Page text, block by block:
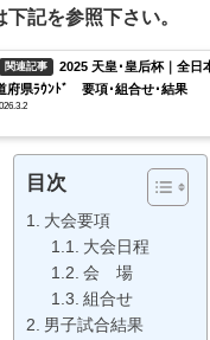
記を参照下さい。
関連記事
2025 天皇･皇后杯｜全日
府県ﾗｳﾝﾄﾞ 要項･組合せ･結果
目次
大会要項
大会日程
会 場
組合せ
男子試合結果